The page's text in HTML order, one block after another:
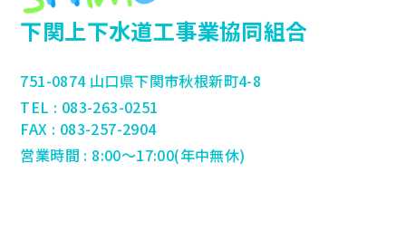
下関上下水道工事業協同組合
751-0874 山口県下関市秋根新町4-8
TEL : 083-263-0251
FAX : 083-257-2904
営業時間 : 8:00～17:00(年中無休)